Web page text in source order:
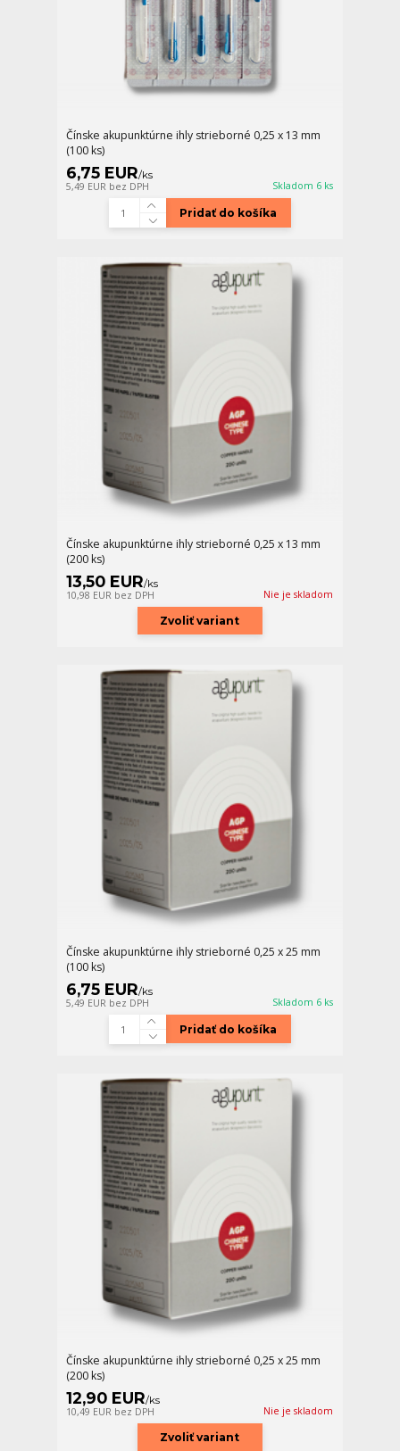
Čínske akupunktúrne ihly strieborné 0,25 x 13 mm
(100 ks)
6,75 EUR/ks
5,49 EUR bez DPH Skladom 6 ks
Pridať do košíka
Čínske akupunktúrne ihly strieborné 0,25 x 13 mm
(200 ks)
13,50 EUR/ks
10,98 EUR bez DPH Nie je skladom
Zvoliť variant
Čínske akupunktúrne ihly strieborné 0,25 x 25 mm
(100 ks)
6,75 EUR/ks
5,49 EUR bez DPH Skladom 6 ks
Pridať do košíka
Čínske akupunktúrne ihly strieborné 0,25 x 25 mm
(200 ks)
12,90 EUR/ks
10,49 EUR bez DPH Nie je skladom
Zvoliť variant